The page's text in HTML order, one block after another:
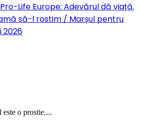
Life Europe: Adevărul dă viață.
să-l rostim / Marșul pentru
2026
o prostie....